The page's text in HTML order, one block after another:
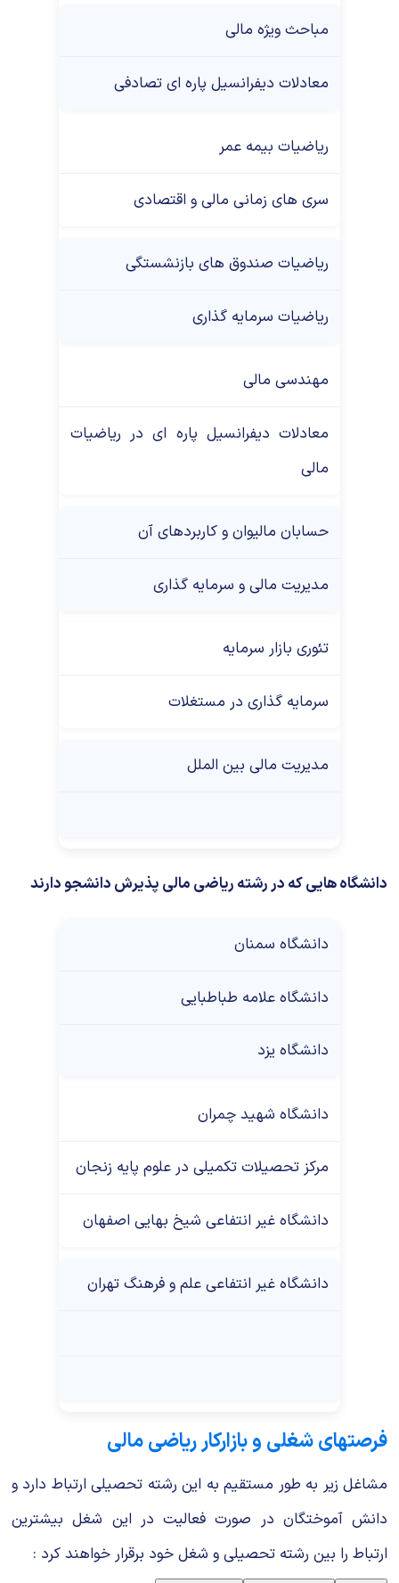
مباحث ویژه مالی
معادلات دیفرانسیل پاره ای تصادفی
ریاضیات بیمه عمر
سری های زمانی مالی و اقتصادی
ریاضیات صندوق های بازنشستگی
ریاضیات سرمایه گذاری
مهندسی مالی
معادلات دیفرانسیل پاره ای در ریاضیات
مالی
حسابان مالیوان و کاربردهای آن
مدیریت مالی و سرمایه گذاری
تئوری بازار سرمایه
سرمایه گذاری در مستغلات
مدیریت مالی بین الملل
دانشگاه هایی که در رشته ریاضی مالی پذیرش دانشجو دارند
دانشگاه سمنان
دانشگاه علامه طباطبایی
دانشگاه یزد
دانشگاه شهید چمران
مرکز تحصیلات تکمیلی در علوم پایه زنجان
دانشگاه غیر انتفاعی شیخ بهایی اصفهان
دانشگاه غیر انتفاعی علم و فرهنگ تهران
فرصتهای شغلی و بازارکار ریاضی مالی
مشاغل زیر به طور مستقیم به این رشته تحصیلی ارتباط دارد و
دانش آموختگان در صورت فعالیت در این شغل بیشترین
ارتباط را بین رشته تحصیلی و شغل خود برقرار خواهند کرد :